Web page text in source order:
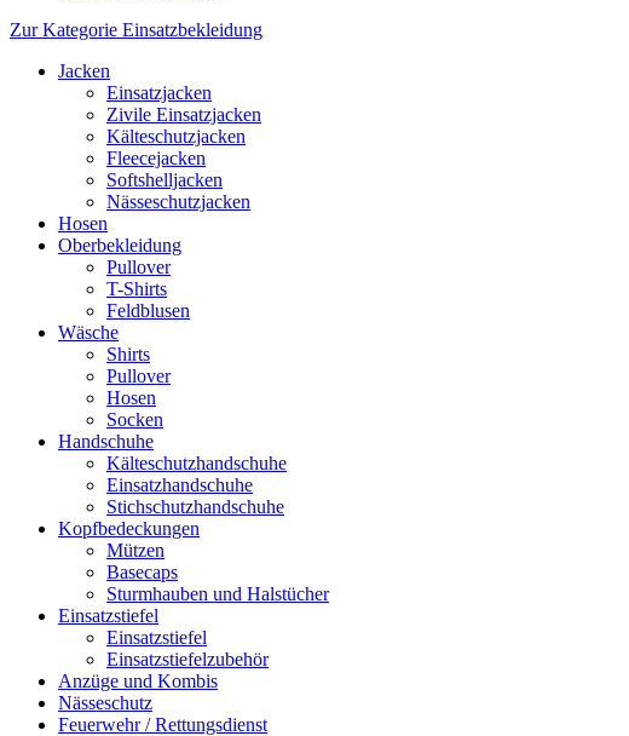
Zur Kategorie Einsatzbekleidung
Jacken
Einsatzjacken
Zivile Einsatzjacken
Kälteschutzjacken
Fleecejacken
Softshelljacken
Nässeschutzjacken
Hosen
Oberbekleidung
Pullover
T-Shirts
Feldblusen
Wäsche
Shirts
Pullover
Hosen
Socken
Handschuhe
Kälteschutzhandschuhe
Einsatzhandschuhe
Stichschutzhandschuhe
Kopfbedeckungen
Mützen
Basecaps
Sturmhauben und Halstücher
Einsatzstiefel
Einsatzstiefel
Einsatzstiefelzubehör
Anzüge und Kombis
Nässeschutz
Feuerwehr / Rettungsdienst